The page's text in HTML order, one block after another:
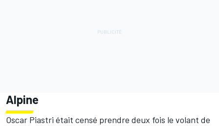
Alpine
Oscar Piastri était censé prendre deux fois le volant de